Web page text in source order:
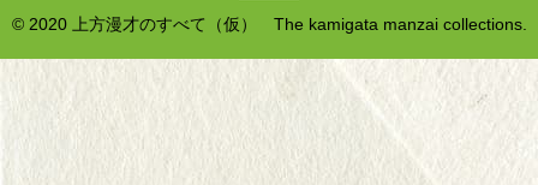
© 2020 上方漫才のすべて（仮） The kamigata manzai collections.